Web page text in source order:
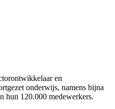
en
onderwijs, namens bijna
hun 120.000 medewerkers.